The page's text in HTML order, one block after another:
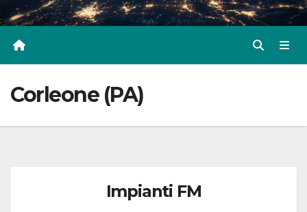
Corleone (PA)
Impianti FM